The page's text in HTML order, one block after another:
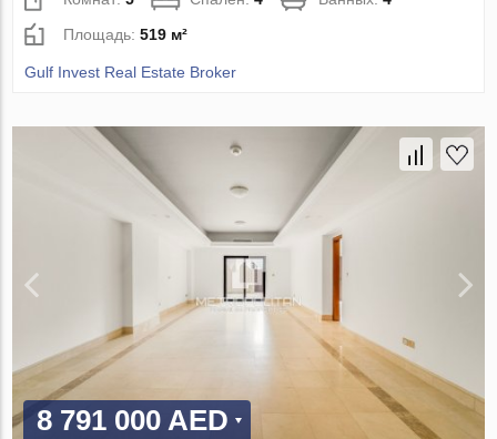
Площадь:519 м²
Gulf Invest Real Estate Broker
8 791 000 AED